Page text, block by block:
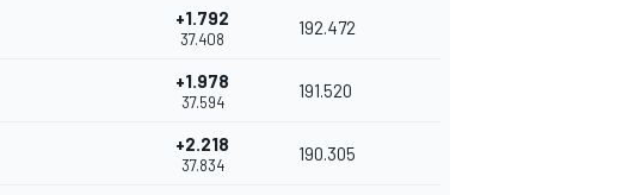
+1.792
37.408
192.472
+1.978
37.594
191.520
+2.218
37.834
190.305